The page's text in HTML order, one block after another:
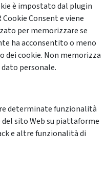
è impostato dal plugin
Cookie Consent e viene
per memorizzare se
ha acconsentito o meno
dei cookie. Non memorizza
personale.
determinate funzionalità
sito Web su piattaforme
e altre funzionalità di